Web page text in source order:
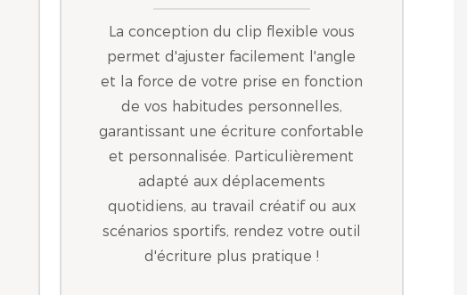
La conception du clip flexible vous
permet d'ajuster facilement l'angle
et la force de votre prise en fonction
de vos habitudes personnelles,
garantissant une écriture confortable
et personnalisée. Particulièrement
adapté aux déplacements
quotidiens, au travail créatif ou aux
scénarios sportifs, rendez votre outil
d'écriture plus pratique !